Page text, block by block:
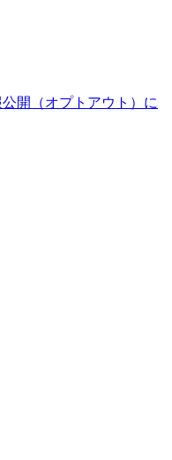
開（オプトアウト）に